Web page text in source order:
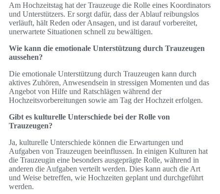
Am Hochzeitstag hat der Trauzeuge die Rolle eines Koordinators
und Unterstützers. Er sorgt dafür, dass der Ablauf reibungslos
verläuft, hält Reden oder Ansagen, und ist darauf vorbereitet,
unerwartete Situationen schnell zu bewältigen.
Wie kann die emotionale Unterstützung durch Trauzeugen
aussehen?
Die emotionale Unterstützung durch Trauzeugen kann durch
aktives Zuhören, Anwesendsein in stressigen Momenten und das
Angebot von Hilfe und Ratschlägen während der
Hochzeitsvorbereitungen sowie am Tag der Hochzeit erfolgen.
Gibt es kulturelle Unterschiede bei der Rolle von
Trauzeugen?
Ja, kulturelle Unterschiede können die Erwartungen und
Aufgaben von Trauzeugen beeinflussen. In einigen Kulturen hat
die Trauzeugin eine besonders ausgeprägte Rolle, während in
anderen die Aufgaben verteilt werden. Dies kann auch die Art
und Weise betreffen, wie Hochzeiten geplant und durchgeführt
werden.